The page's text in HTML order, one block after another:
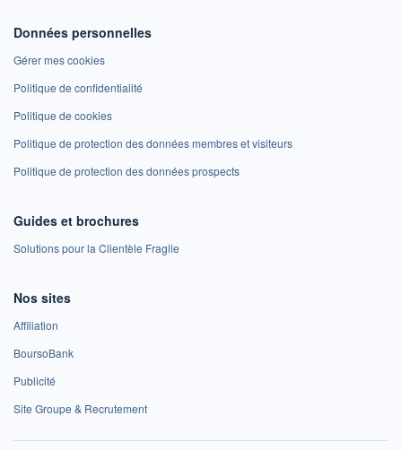
Données personnelles
Gérer mes cookies
Politique de confidentialité
Politique de cookies
Politique de protection des données membres et visiteurs
Politique de protection des données prospects
Guides et brochures
Solutions pour la Clientèle Fragile
Nos sites
Affiliation
BoursoBank
Publicité
Site Groupe & Recrutement